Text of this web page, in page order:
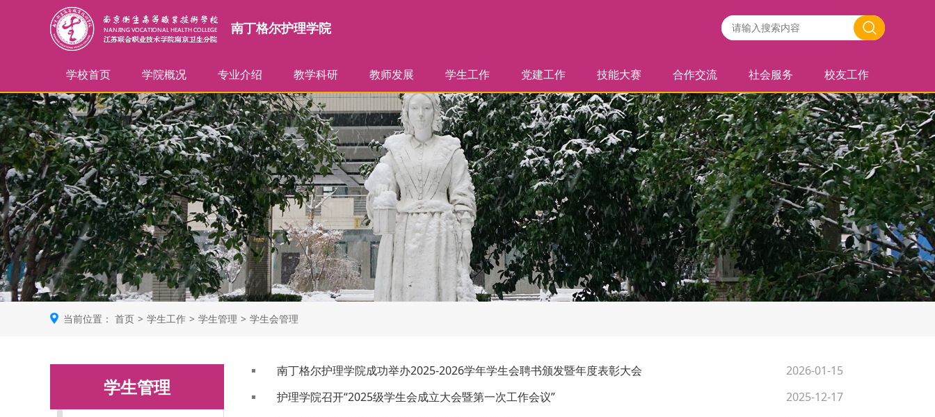
南丁格尔护理学院
学校首页 学院概况
学院简介
历史沿革
组织框架
联系方式
专业介绍
护理专业
助产专业
人才培养
教学科研
教学活动
科研立项
精品课程
教学成果
专利成果
护理虚仿基地
教师发展
师资介绍
学术团队
兼职教师
教师培训
学生工作
班主任管理
学生管理
党建工作
组织机构
党员活动
学习园地
技能大赛
赛事报道
选手风采
大赛故事
合作交流
校企合作
国际合作
校际合作
校内合作
社会服务
志愿活动
职业培训
校友工作
优秀校友
校友活动
当前位置： 首页 > 学生工作 > 学生管理 > 学生会管理
学生管理
南丁格尔护理学院成功举办2025-2026学年学生会聘书颁发暨年度表彰大会
2026-01-15
护理学院召开“2025级学生会成立大会暨第一次工作会议”
2025-12-17